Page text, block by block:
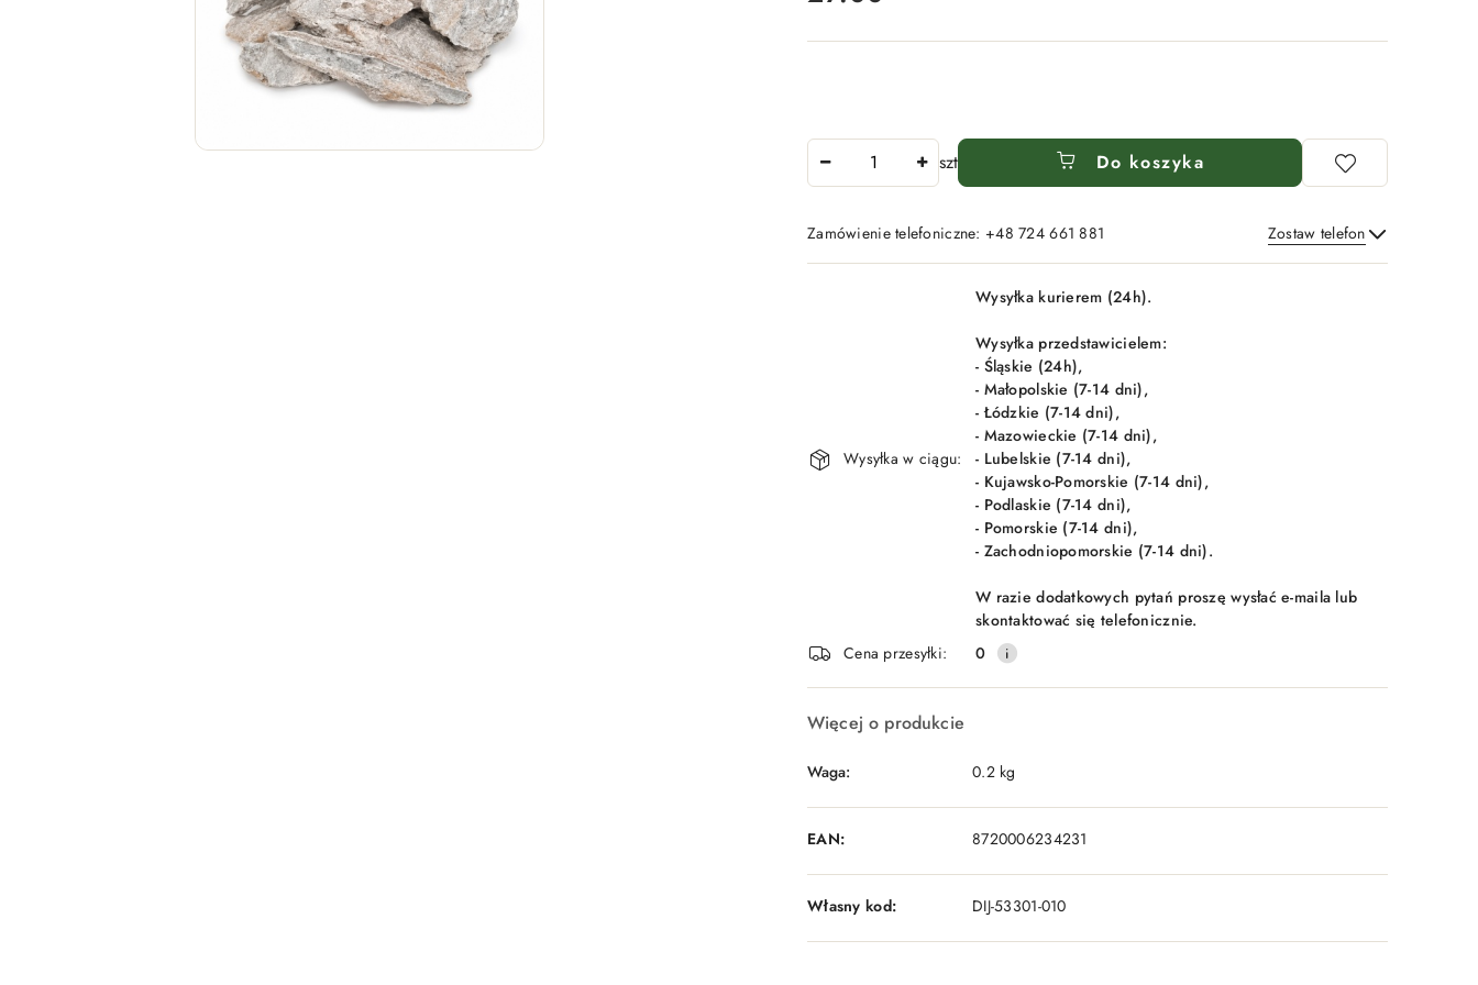
szt Do koszyka
Zamówienie telefoniczne: +48 724 661 881 Zostaw telefon
Wyślij
Wysyłka w ciągu:
Wysyłka kurierem (24h).
Wysyłka przedstawicielem:
- Śląskie (24h),
- Małopolskie (7-14 dni),
- Łódzkie (7-14 dni),
- Mazowieckie (7-14 dni),
- Lubelskie (7-14 dni),
- Kujawsko-Pomorskie (7-14 dni),
- Podlaskie (7-14 dni),
- Pomorskie (7-14 dni),
- Zachodniopomorskie (7-14 dni).
W razie dodatkowych pytań proszę wysłać e-maila lub
skontaktować się telefonicznie.
Cena przesyłki:
0
Więcej o produkcie
Waga: 0.2 kg
EAN: 8720006234231
Własny kod: DIJ-53301-010